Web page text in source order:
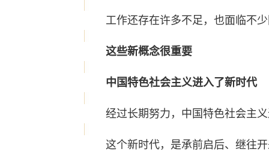
工作还存在许多不足，也面临不少
这些新概念很重要
中国特色社会主义进入了新时代
经过长期努力，中国特色社会主义
这个新时代，是承前启后、继往开